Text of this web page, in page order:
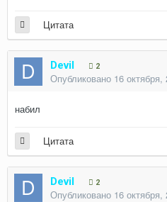
Цитата
Devil 2
Опубликовано 16 октября,
набил
Цитата
Devil 2
Опубликовано 16 октября,